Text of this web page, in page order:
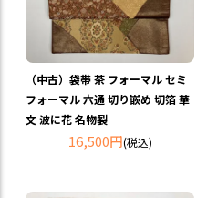
（中古）袋帯 茶 フォーマル セミ
フォーマル 六通 切り嵌め 切箔 華
文 波に花 名物裂
16,500円(税込)